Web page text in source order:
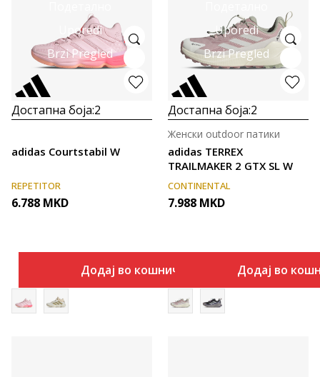
Uporedi
Brzi Pregled
Достапна боја:2
adidas Courtstabil W
REPETITOR
6.788 MKD
Додај во кошничка
Uporedi
Brzi Pregled
Достапна боја:2
adidas TERREX
TRAILMAKER 2 GTX SL W
Женски outdoor патики
CONTINENTAL
7.988 MKD
Додај во